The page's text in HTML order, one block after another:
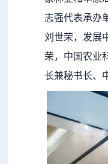
志强代表承办
刘世荣，发展
荣，中国农业
长兼秘书长、